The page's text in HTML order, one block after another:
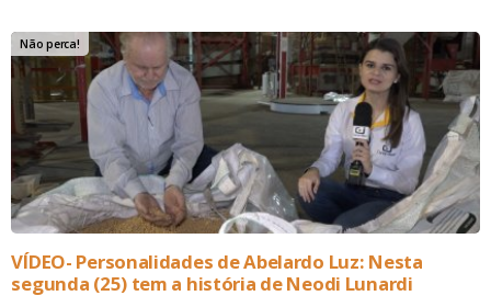
Não perca!
VÍDEO- Personalidades de Abelardo Luz: Nesta
segunda (25) tem a história de Neodi Lunardi